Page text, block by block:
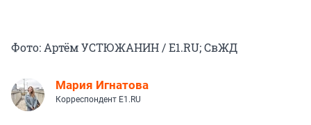
Фото: Артём УСТЮЖАНИН / Е1.RU; СвЖД
Мария Игнатова
Корреспондент E1.RU